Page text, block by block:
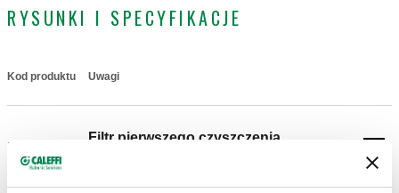
RYSUNKI I SPECYFIKACJE
Kod produktu Uwagi
F49474/BL
Filtr pierwszego czyszczenia